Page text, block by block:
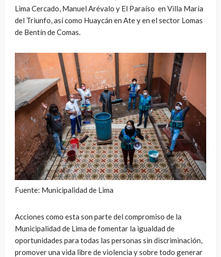
Lima Cercado, Manuel Arévalo y El Paraíso en Villa María
del Triunfo, así como Huaycán en Ate y en el sector Lomas
de Bentín de Comas.
Fuente: Municipalidad de Lima
Acciones como esta son parte del compromiso de la
Municipalidad de Lima de fomentar la igualdad de
oportunidades para todas las personas sin discriminación,
promover una vida libre de violencia y sobre todo generar